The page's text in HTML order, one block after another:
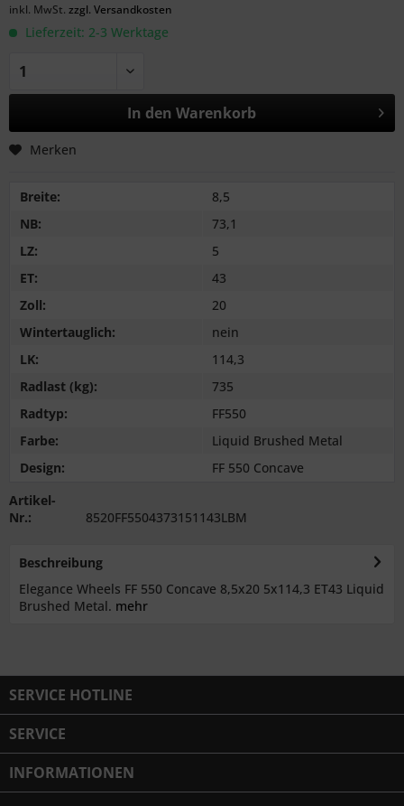
inkl. MwSt. zzgl. Versandkosten
Lieferzeit: 2-3 Werktage
In den Warenkorb
Merken
Breite:
8,5
NB:
73,1
LZ:
5
ET:
43
Zoll:
20
Wintertauglich:
nein
LK:
114,3
Radlast (kg):
735
Radtyp:
FF550
Farbe:
Liquid Brushed Metal
Design:
FF 550 Concave
Artikel-
Nr.:
8520FF5504373151143LBM
Beschreibung
Elegance Wheels FF 550 Concave 8,5x20 5x114,3 ET43 Liquid
Brushed Metal. mehr
SERVICE HOTLINE
SERVICE
INFORMATIONEN